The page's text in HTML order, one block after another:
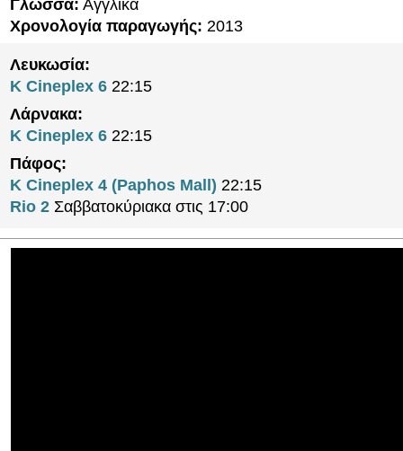
Γλώσσα: Αγγλικά
Χρονολογία παραγωγής: 2013
Λευκωσία:
K Cineplex 6 22:15
Λάρνακα:
K Cineplex 6 22:15
Πάφος:
K Cineplex 4 (Paphos Mall) 22:15
Rio 2 Σαββατοκύριακα στις 17:00